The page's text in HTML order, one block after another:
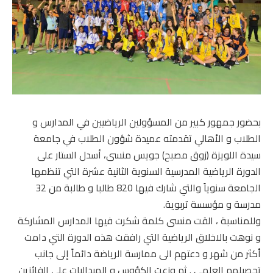
بحضور جمهور كبير من المسؤولين الرياضيين في المدارس و
الطلاب و الأهالي تقدمته عميدة شؤون الطلاب في جامعة
سيدة اللويزة (زوق مصبح) جويس منسى، أسدل الستار على
الدورة الرياضية المدرسية السنوية الثانية عشرة التي تنظمها
الجامعة سنوياً والتي شارك فيها 820 طالبا و طالبة من 32
مدرسة و مؤسسة تربوية.
وللمناسبة ، القت منسى كلمة شكرت فيها المدارس المشاركة
و نوهت بالاخلاق الرياضية التي رافقت هذه الدورة التي دامت
أكثر من شهر و دعتهم الى ممارسة الرياضة دائماً إلى جانب